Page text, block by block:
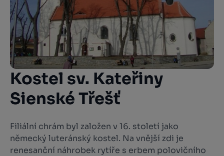
Kostel sv. Kateřiny
Sienské Třešť
Filiální chrám byl založen v 16. století jako
německý luteránský kostel. Na vnější zdi je
renesanční náhrobek rytíře s erbem polovičního